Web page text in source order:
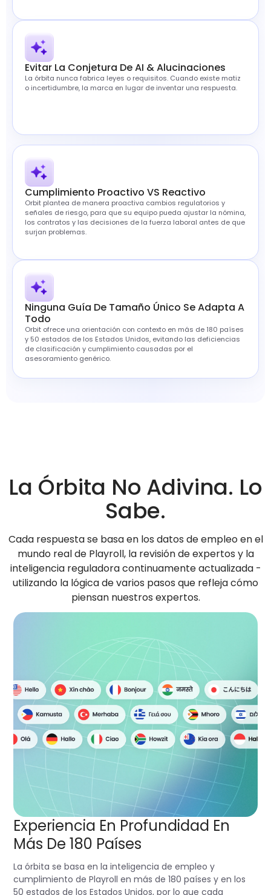
Evitar La Conjetura De AI & Alucinaciones
La órbita nunca fabrica leyes o requisitos. Cuando existe matiz
o incertidumbre, la marca en lugar de inventar una respuesta.
Cumplimiento Proactivo VS Reactivo
Orbit plantea de manera proactiva cambios regulatorios y
señales de riesgo, para que su equipo pueda ajustar la nómina,
los contratos y las decisiones de la fuerza laboral antes de que
surjan problemas.
Ninguna Guía De Tamaño Único Se Adapta A
Todo
Orbit ofrece una orientación con contexto en más de 180 países
y 50 estados de los Estados Unidos, evitando las deficiencias
de clasificación y cumplimiento causadas por el
asesoramiento genérico.
La Órbita No Adivina. Lo
Sabe.
Cada respuesta se basa en los datos de empleo en el
mundo real de Playroll, la revisión de expertos y la
inteligencia reguladora continuamente actualizada -
utilizando la lógica de varios pasos que refleja cómo
piensan nuestros expertos.
Experiencia En Profundidad En
Más De 180 Países
La órbita se basa en la inteligencia de empleo y
cumplimiento de Playroll en más de 180 países y en los
50 estados de los Estados Unidos, por lo que cada